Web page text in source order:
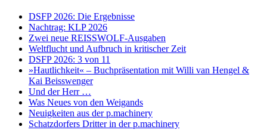
DSFP 2026: Die Ergebnisse
Nachtrag: KLP 2026
Zwei neue REISSWOLF-Ausgaben
Weltflucht und Aufbruch in kritischer Zeit
DSFP 2026: 3 von 11
»Hautlichkeit« – Buchpräsentation mit Willi van Hengel &
Kai Beisswenger
Und der Herr …
Was Neues von den Weigands
Neuigkeiten aus der p.machinery
Schatzdorfers Dritter in der p.machinery